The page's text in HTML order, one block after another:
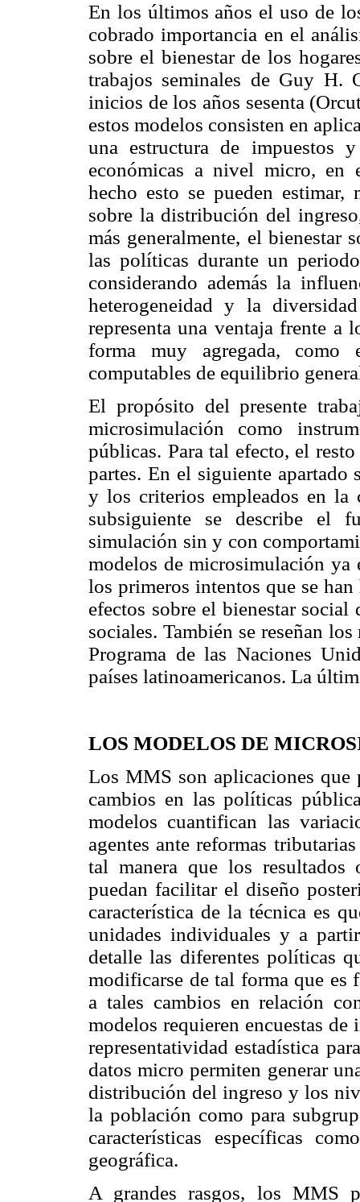
En los últimos años el uso de
cobrado importancia en el
sobre el bienestar de los
trabajos seminales de Guy H.
inicios de los años sesenta
estos modelos consisten en
una estructura de impuestos
económicas a nivel micro, en
hecho esto se pueden estimar,
sobre la distribución del
más generalmente, el bienestar
las políticas durante un
considerando además la
heterogeneidad y la
representa una ventaja frente a
forma muy agregada,
computables de equilibrio
El propósito del presente
microsimulación como
públicas. Para tal efecto, el
partes. En el siguiente apartado
y los criterios empleados en
subsiguiente se describe el
simulación sin y con
modelos de microsimulación ya
los primeros intentos que se
efectos sobre el bienestar
sociales. También se reseñan
Programa de las Naciones
países latinoamericanos. La
LOS MODELOS DE
Los MMS son aplicaciones que
cambios en las políticas
modelos cuantifican las
agentes ante reformas
tal manera que los resultados
puedan facilitar el diseño
característica de la técnica es
unidades individuales y a
detalle las diferentes políticas
modificarse de tal forma que es
a tales cambios en relación
modelos requieren encuestas
representatividad estadística
datos micro permiten generar
distribución del ingreso y los
la población como para
características específicas
geográfica.
A grandes rasgos, los MMS